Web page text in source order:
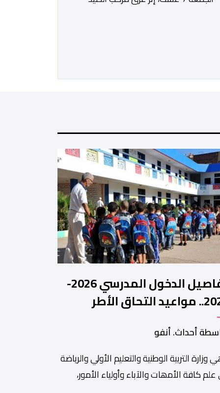
أثناء مزاولته نشاط الصيد البحري، قبل أن
أبرزالتظاهرات التراثية بالمغرب، والتي تستقطب سنويا
تفاصيل الدخول المدرسي 2026-
2027.. مواعيد التحاق الأطر
بالمؤسسات التعليمية
أحداث. أنفو
وزارة التربیة الوطنیة والتعلیم الأولي والریاضة
علم كافة الأمھات والآباء وأولیاء الأمور،